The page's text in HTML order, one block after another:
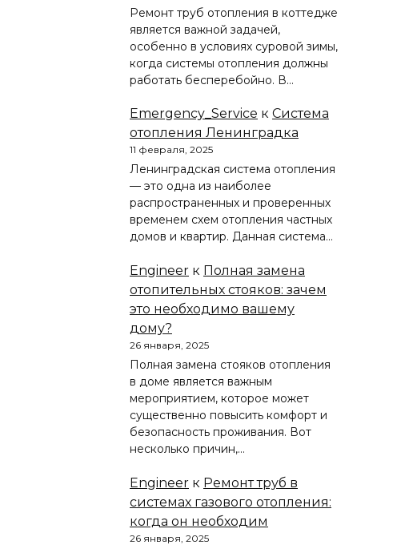
Ремонт труб отопления в коттедже
является важной задачей,
особенно в условиях суровой зимы,
когда системы отопления должны
работать бесперебойно. В…
Emergency_Service к Система
отопления Ленинградка
11 февраля, 2025
Ленинградская система отопления
— это одна из наиболее
распространенных и проверенных
временем схем отопления частных
домов и квартир. Данная система…
Engineer к Полная замена
отопительных стояков: зачем
это необходимо вашему
дому?
26 января, 2025
Полная замена стояков отопления
в доме является важным
мероприятием, которое может
существенно повысить комфорт и
безопасность проживания. Вот
несколько причин,…
Engineer к Ремонт труб в
системах газового отопления:
когда он необходим
26 января, 2025